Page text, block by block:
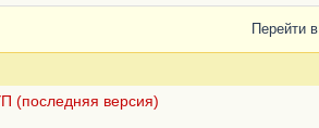
Перейти в
(последняя версия)